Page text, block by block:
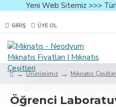
Yeni Web Sitemiz >>>
GIRIŞ ÜYE OL
Ürünlerimiz Mıknatıs
Öğrenci